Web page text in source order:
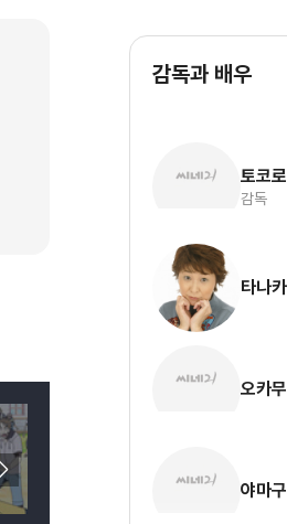
감독과 배우
토코
감독
타나
오카
야마